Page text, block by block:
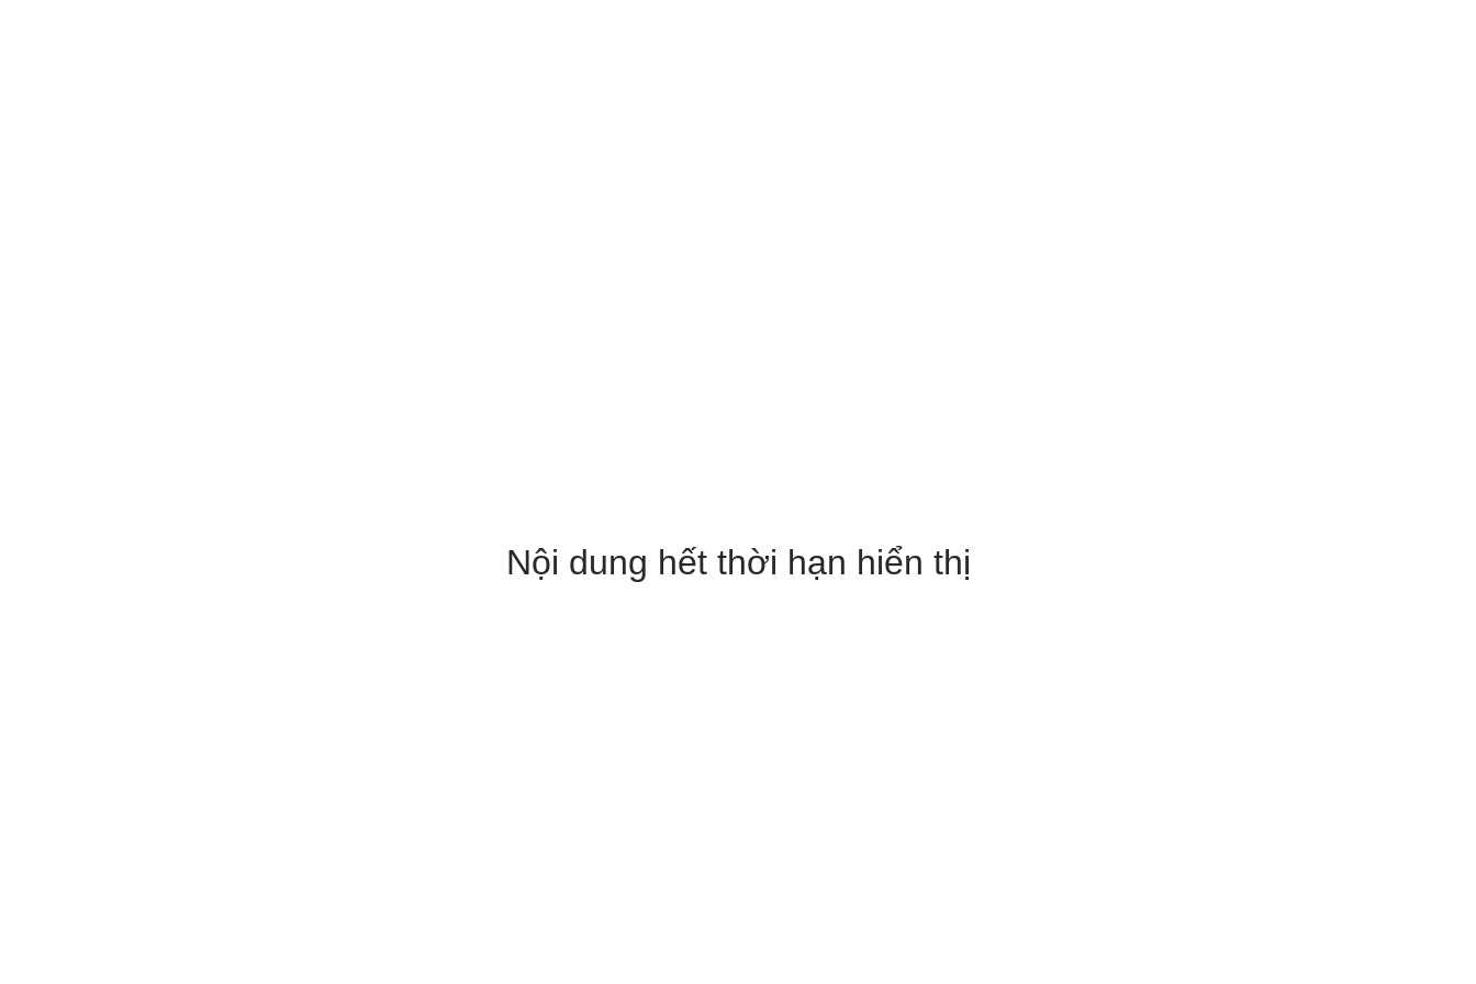
Nội dung hết thời hạn hiển thị